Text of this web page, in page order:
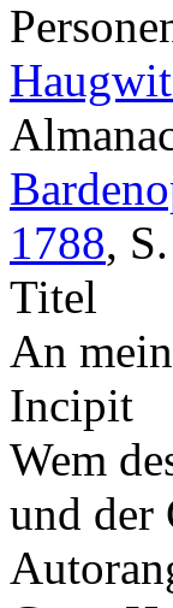
1788, S.
Titel
An
Incipit
Wem
und der